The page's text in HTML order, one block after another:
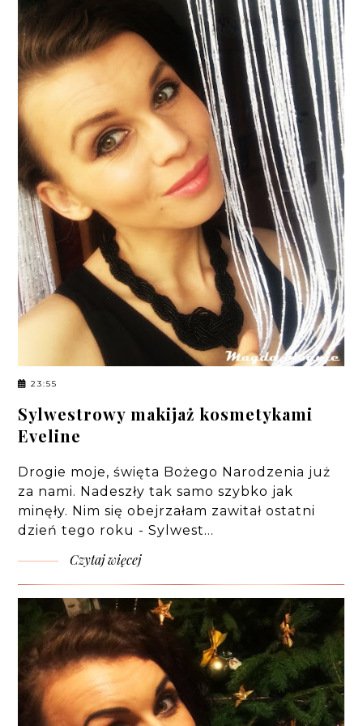
23:55
Sylwestrowy makijaż kosmetykami
Eveline
Drogie moje, święta Bożego Narodzenia już
za nami. Nadeszły tak samo szybko jak
minęły. Nim się obejrzałam zawitał ostatni
dzień tego roku - Sylwest…
Czytaj więcej